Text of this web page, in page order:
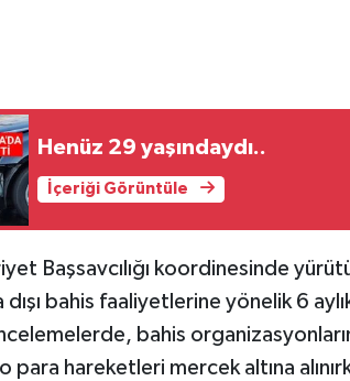
Henüz 29 yaşındaydı..
İçeriği Görüntüle
Başsavcılığı koordinesinde
dışı bahis faaliyetlerine yönelik 6
bahis
para hareketleri mercek altına